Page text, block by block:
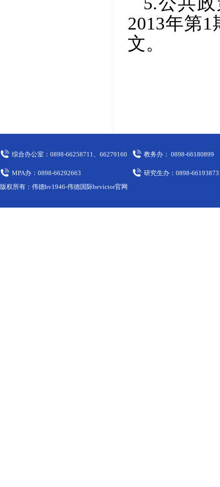
2013年第
文。
综合办公室：0898-66258711、66279160
MPA办：0898-66292663
教务办： 0898-66180899
研究生办：0898-
版权所有：伟德bv1946-伟德国际bevictor官网